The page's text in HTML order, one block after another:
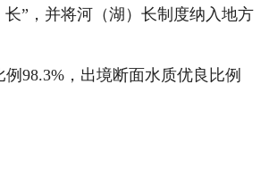
”，并将河（湖）长制度纳入地方
98.3%，出境断面水质优良比例